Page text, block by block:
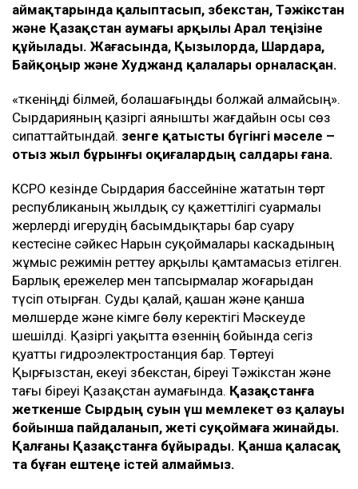
аймақтарында қалыптасып, Өзбекстан, Тәжікстан
және Қазақстан аумағы арқылы Арал теңізіне
құйылады. Жағасында, Қызылорда, Шардара,
Байқоңыр және Худжанд қалалары орналасқан.
«Өткеніңді білмей, болашағыңды болжай алмайсың».
Сырдарияның қазіргі аянышты жағдайын осы сөз
сипаттайтындай. Өзенге қатысты бүгінгі мәселе –
отыз жыл бұрынғы оқиғалардың салдары ғана.
КСРО кезінде Сырдария бассейніне жататын төрт
республиканың жылдық су қажеттілігі суармалы
жерлерді игерудің басымдықтары бар суару
кестесіне сәйкес Нарын суқоймалары каскадының
жұмыс режимін реттеу арқылы қамтамасыз етілген.
Барлық ережелер мен тапсырмалар жоғарыдан
түсіп отырған. Суды қалай, қашан және қанша
мөлшерде және кімге бөлу керектігі Мәскеуде
шешілді. Қазіргі уақытта өзеннің бойында сегіз
қуатты гидроэлектростанция бар. Төртеуі
Қырғызстан, екеуі Өзбекстан, біреуі Тәжікстан және
тағы біреуі Қазақстан аумағында. Қазақстанға
жеткенше Сырдың суын үш мемлекет өз қалауы
бойынша пайдаланып, жеті суқоймаға жинайды.
Қалғаны Қазақстанға бұйырады. Қанша қаласақ
та бұған ештеңе істей алмаймыз.